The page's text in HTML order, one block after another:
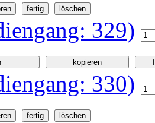
329)
330)